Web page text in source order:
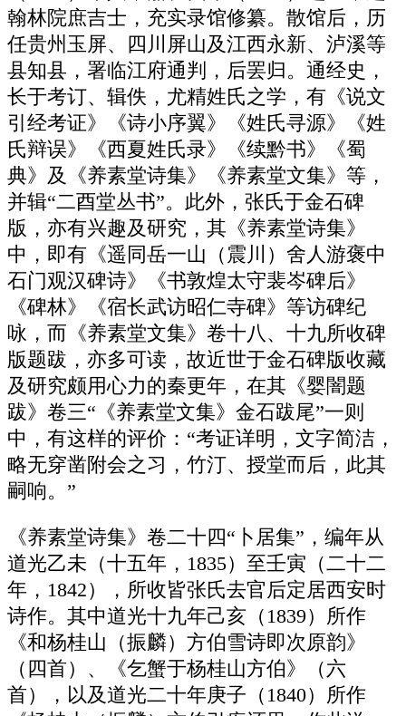
翰林院庶吉士，充实录馆修纂。散馆后，历
任贵州玉屏、四川屏山及江西永新、泸溪等
县知县，署临江府通判，后罢归。通经史，
长于考订、辑佚，尤精姓氏之学，有《说文
引经考证》《诗小序翼》《姓氏寻源》《姓
氏辩误》《西夏姓氏录》《续黔书》《蜀
典》及《养素堂诗集》《养素堂文集》等，
并辑“二酉堂丛书”。此外，张氏于金石碑
版，亦有兴趣及研究，其《养素堂诗集》
中，即有《遥同岳一山（震川）舍人游褒中
石门观汉碑诗》《书敦煌太守裴岑碑后》
《碑林》《宿长武访昭仁寺碑》等访碑纪
咏，而《养素堂文集》卷十八、十九所收碑
版题跋，亦多可读，故近世于金石碑版收藏
及研究颇用心力的秦更年，在其《婴闇题
跋》卷三“《养素堂文集》金石跋尾”一则
中，有这样的评价：“考证详明，文字简洁，
略无穿凿附会之习，竹汀、授堂而后，此其
嗣响。”
《养素堂诗集》卷二十四“卜居集”，编年从
道光乙未（十五年，1835）至壬寅（二十二
年，1842），所收皆张氏去官后定居西安时
诗作。其中道光十九年己亥（1839）所作
《和杨桂山（振麟）方伯雪诗即次原韵》
（四首）、《乞蟹于杨桂山方伯》（六
首），以及道光二十年庚子（1840）所作